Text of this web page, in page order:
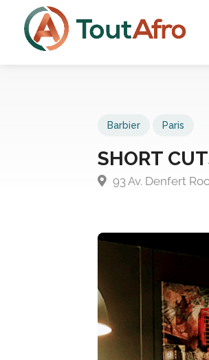
Barbier Paris
SHORT
93 Av. Denfert